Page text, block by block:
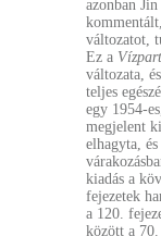
azonban
változatot,
Ez a
változata,
teljes
egy 1954-
megjelent
elhagyta,
kiadás a
fejezetek
a 120.
között a 70.